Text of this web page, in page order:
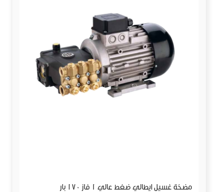
مضخة غسيل ايطالي ضغط عالي 1 فاز 170 بار